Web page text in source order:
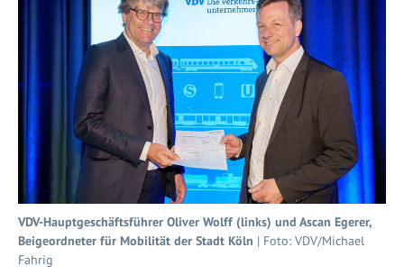
VDV-Hauptgeschäftsführer Oliver Wolff (links) und Ascan Egerer,
Beigeordneter für Mobilität der Stadt Köln | Foto: VDV/Michael
Fahrig